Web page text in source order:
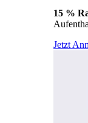
15 %
Jetzt